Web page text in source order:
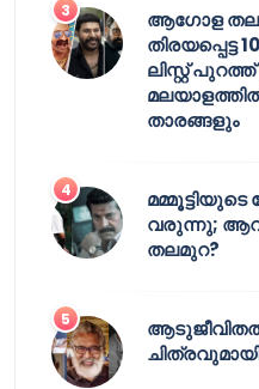
ആഗോള
ലിസ്റ്റ്
താരങ്ങളും
വരുന്നു;
തലമുറ?